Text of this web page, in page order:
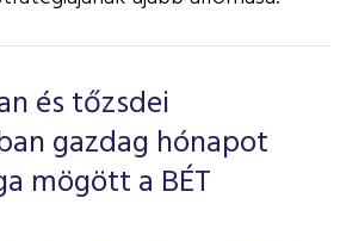
és tőzsdei
gazdag hónapot
mögött a BÉT